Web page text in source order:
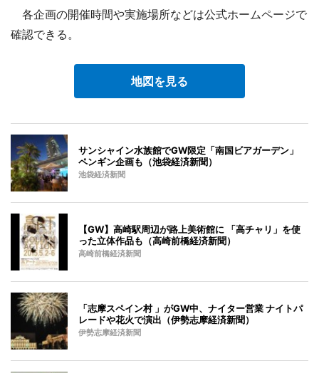
各企画の開催時間や実施場所などは公式ホームページで
確認できる。
地図を見る
サンシャイン水族館でGW限定「南国ビアガーデン」
ペンギン企画も（池袋経済新聞）
池袋経済新聞
【GW】高崎駅周辺が路上美術館に 「高チャリ」を使
った立体作品も（高崎前橋経済新聞）
高崎前橋経済新聞
「志摩スペイン村 」がGW中、ナイター営業 ナイトパ
レードや花火で演出（伊勢志摩経済新聞）
伊勢志摩経済新聞